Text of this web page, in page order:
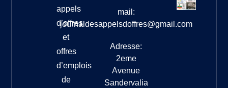
appels
d’offres
et
offres
d’emplois
de
mail:
journaldesappelsdoffres@gmail.com
Adresse:
2eme
Avenue
Sandervalia